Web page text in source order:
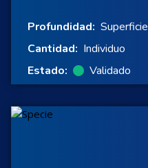
Profundidad: Superficie
Cantidad: Individuo
Estado:
Validado